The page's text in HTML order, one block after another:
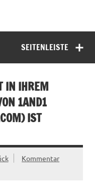
SEITENLEISTE
IN IHREM
1AND1
) IST
Kommentar